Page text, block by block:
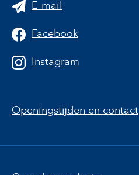
E-mail
Facebook
Instagram
Openingstijden en contact